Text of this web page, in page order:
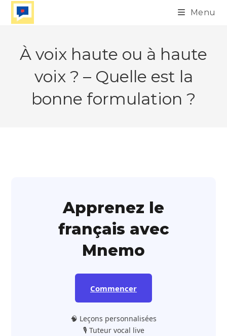
Skip
Menu
À voix haute ou à haute
voix ? – Quelle est la
bonne formulation ?
Apprenez le
français avec
Mnemo
Commencer
🧠 Leçons personnalisées
🎙️ Tuteur vocal live